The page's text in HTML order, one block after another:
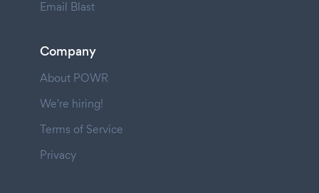
Email Blast
Company
About POWR
We're hiring!
Terms of Service
Privacy